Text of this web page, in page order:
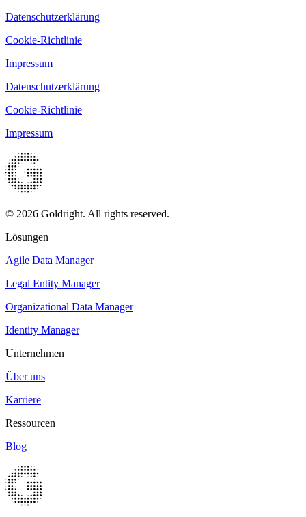
Datenschutzerklärung
Cookie-Richtlinie
Impressum
Datenschutzerklärung
Cookie-Richtlinie
Impressum
© 2026 Goldright. All rights reserved.
Lösungen
Agile Data Manager
Legal Entity Manager
Organizational Data Manager
Identity Manager
Unternehmen
Über uns
Karriere
Ressourcen
Blog